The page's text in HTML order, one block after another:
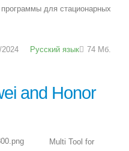
для стационарных
Русский язык 74 Мб.
and Honor
Multi Tool for